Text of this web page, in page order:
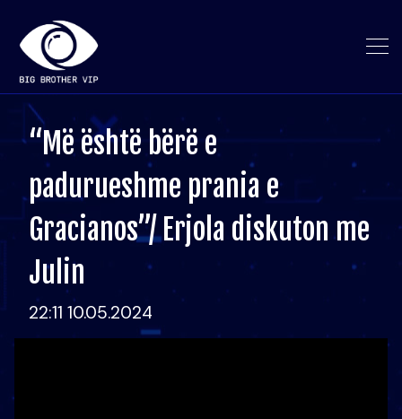
“Më është bërë e
padurueshme prania e
Gracianos”/ Erjola diskuton me
Julin
22:11 10.05.2024